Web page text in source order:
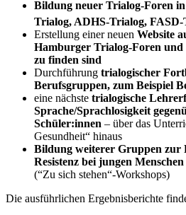
Bildung neuer Trialog-Foren
Trialog, ADHS-Trialog,
Erstellung einer neuen Website
Hamburger Trialog-Foren und
zu finden sind
Durchführung trialogischer
Berufsgruppen, zum Beispiel
eine nächste trialogische
Sprache/Sprachlosigkeit
Schüler:innen – über das
Gesundheit“ hinaus
Bildung weiterer Gruppen zur
Resistenz bei jungen Menschen
(“Zu sich stehen“-Workshops)
Die ausführlichen Ergebnisberichte